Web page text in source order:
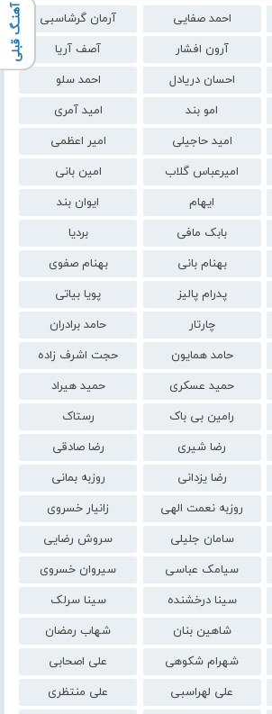
احمد صفایی
آرمان گرشاسبی
آرون افشار
آصف آریا
احسان دریادل
احمد سلو
امو بند
امید آمری
امید حاجیلی
امیر اعظمی
امیرعباس گلاب
امین بانی
ایهام
ایوان بند
بابک مافی
بردیا
بهنام بانی
بهنام صفوی
پدرام پالیز
پویا بیاتی
چارتار
حامد برادران
حامد همایون
حجت اشرف زاده
حمید عسکری
حمید هیراد
رامین بی باک
رستاک
رضا شیری
رضا صادقی
رضا یزدانی
روزبه بمانی
روزبه نعمت الهی
زانیار خسروی
سامان جلیلی
سروش رضایی
سیامک عباسی
سیروان خسروی
سینا درخشنده
سینا سرلک
شاهین بنان
شهاب رمضان
شهرام شکوهی
علی اصحابی
علی لهراسبی
علی منتظری
آهنـگ قبلی